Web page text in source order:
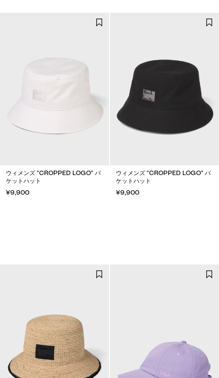
ウィメンズ "CROPPED LOGO" バ
ケットハット
¥9,900
ウィメンズ "CROPPED LOGO" バ
ケットハット
¥9,900